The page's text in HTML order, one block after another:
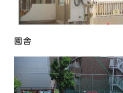
園舎